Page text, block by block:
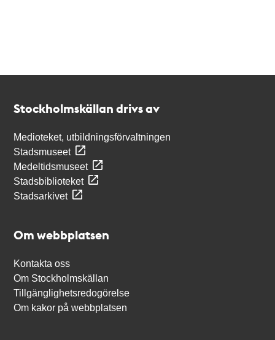
Stockholmskällan drivs av
Medioteket, utbildningsförvaltningen
Stadsmuseet
Medeltidsmuseet
Stadsbiblioteket
Stadsarkivet
Om webbplatsen
Kontakta oss
Om Stockholmskällan
Tillgänglighetsredogörelse
Om kakor på webbplatsen